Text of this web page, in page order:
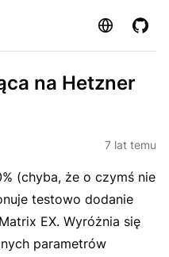
Strona
na Hetzner
7 lat temu
(chyba, że o czymś nie
testowo dodanie
EX. Wyróżnia się
parametrów